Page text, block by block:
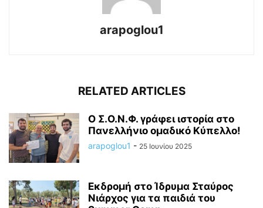
arapoglou1
RELATED ARTICLES
Ο Σ.Ο.Ν.Φ. γράφει ιστορία στο
Πανελλήνιο ομαδικό Κύπελλο!
arapoglou1 - 25 Ιουνίου 2025
Εκδρομή στο Ίδρυμα Σταύρος
Νιάρχος για τα παιδιά του